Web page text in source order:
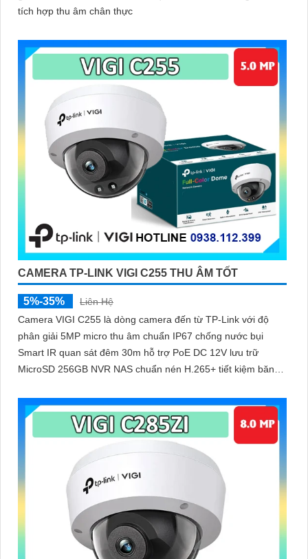
tích hợp thu âm chân thực
CAMERA TP-LINK VIGI C255 THU ÂM TỐT
5%-35%
Liên Hệ
Camera VIGI C255 là dòng camera đến từ TP-Link với độ
phân giải 5MP micro thu âm chuẩn IP67 chống nước bụi
Smart IR quan sát đêm 30m hỗ trợ PoE DC 12V lưu trữ
MicroSD 256GB NVR NAS chuẩn nén H.265+ tiết kiệm băng
quản lý qua VIGI App VIGI Manager trình duyệt web giám sát
sắc nét